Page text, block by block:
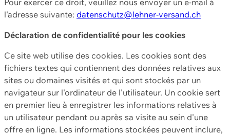
l'adresse suivante: datenschutz@lehner-versand.ch
Déclaration de confidentialité pour les cookies
Ce site web utilise des cookies. Les cookies sont des
fichiers textes qui contiennent des données relatives aux
sites ou domaines visités et qui sont stockés par un
navigateur sur l'ordinateur de l'utilisateur. Un cookie sert
en premier lieu à enregistrer les informations relatives à
un utilisateur pendant ou après sa visite au sein d'une
offre en ligne. Les informations stockées peuvent inclure,